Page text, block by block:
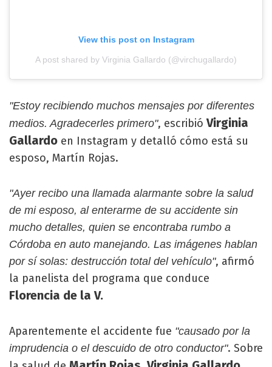
View this post on Instagram
A post shared by Virginia Gallardo (@virchugallardo)
"Estoy recibiendo muchos mensajes por diferentes
medios. Agradecerles primero", escribió Virginia
Gallardo en Instagram y detalló cómo está su
esposo, Martín Rojas.
"Ayer recibo una llamada alarmante sobre la salud
de mi esposo, al enterarme de su accidente sin
mucho detalles, quien se encontraba rumbo a
Córdoba en auto manejando. Las imágenes hablan
por sí solas: destrucción total del vehículo", afirmó
la panelista del programa que conduce
Florencia de la V.
Aparentemente el accidente fue "causado por la
imprudencia o el descuido de otro conductor". Sobre